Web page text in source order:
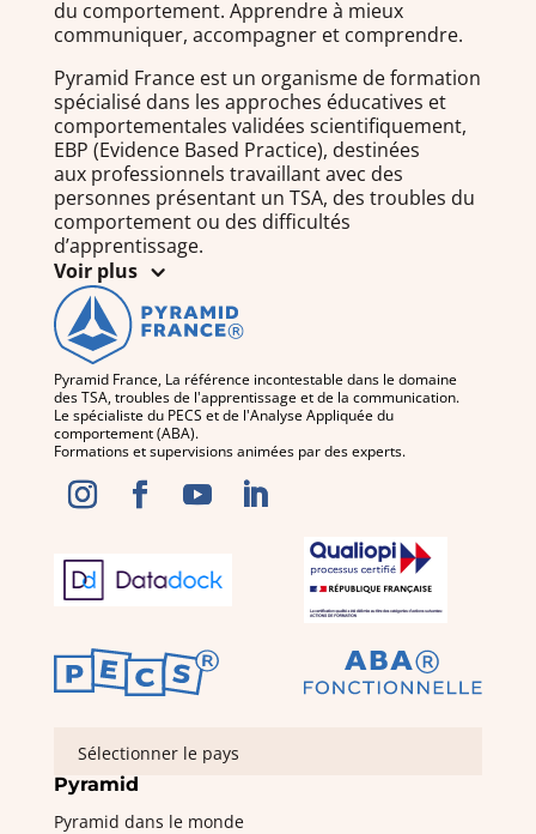
du comportement. Apprendre à mieux
communiquer, accompagner et comprendre.
Pyramid France est un organisme de formation
spécialisé dans les approches éducatives et
comportementales validées scientifiquement,
EBP (Evidence Based Practice), destinées
aux professionnels travaillant avec des
personnes présentant un TSA, des troubles du
comportement ou des difficultés
d’apprentissage.
Voir plus
Pyramid France, La référence incontestable dans le domaine
des TSA, troubles de l'apprentissage et de la communication.
Le spécialiste du PECS et de l'Analyse Appliquée du
comportement (ABA).
Formations et supervisions animées par des experts.
Sélectionner le pays
Pyramid
Pyramid dans le monde